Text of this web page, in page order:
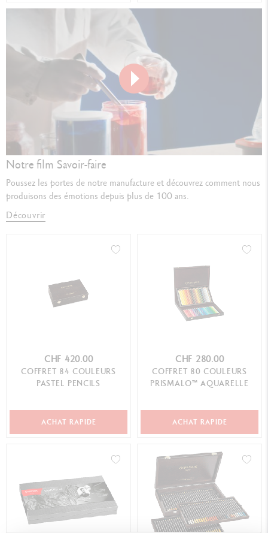
Play
Notre film Savoir-faire
Poussez les portes de notre manufacture et découvrez comment nous
produisons des émotions depuis plus de 100 ans.
Découvrir
CHF 420.00
COFFRET 84 COULEURS
PASTEL PENCILS
ACHAT RAPIDE
CHF 280.00
COFFRET 80 COULEURS
PRISMALO™ AQUARELLE
ACHAT RAPIDE